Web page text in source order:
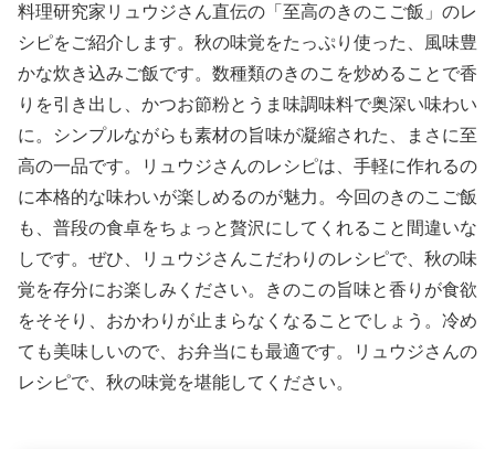
料理研究家リュウジさん直伝の「至高のきのこご飯」のレ
シピをご紹介します。秋の味覚をたっぷり使った、風味豊
かな炊き込みご飯です。数種類のきのこを炒めることで香
りを引き出し、かつお節粉とうま味調味料で奥深い味わい
に。シンプルながらも素材の旨味が凝縮された、まさに至
高の一品です。リュウジさんのレシピは、手軽に作れるの
に本格的な味わいが楽しめるのが魅力。今回のきのこご飯
も、普段の食卓をちょっと贅沢にしてくれること間違いな
しです。ぜひ、リュウジさんこだわりのレシピで、秋の味
覚を存分にお楽しみください。きのこの旨味と香りが食欲
をそそり、おかわりが止まらなくなることでしょう。冷め
ても美味しいので、お弁当にも最適です。リュウジさんの
レシピで、秋の味覚を堪能してください。